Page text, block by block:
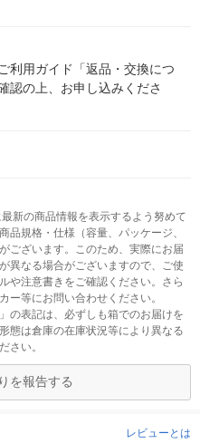
利用ガイド「返品・交換につ
認の上、お申し込みくださ
新の商品情報を表示するよう努めて
品規格・仕様（容量、パッケージ、
ございます。このため、実際にお届
異なる場合がございますので、ご使
や注意書きをご確認ください。さら
ー等にお問い合わせください。
の表記は、必ずしも箱でのお届けを
態は倉庫の在庫状況等により異なる
さい。
を報告する
レビューとは